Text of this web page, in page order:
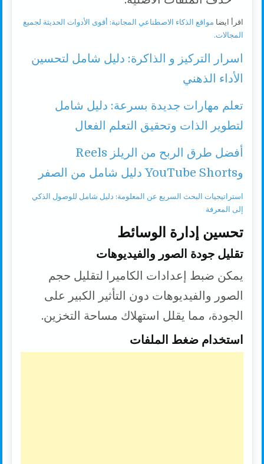
اقرأ ايضا مواقع الذكاء الاصطناعي المجانية: أقوى الأدوات الحديثة لجميع
المجالات.
اسرار التركيز و الذاكرة: دليل شامل لتحسين
الأداء الذهني
تعلم مهارات جديدة بسرعة: دليل شامل
لتطوير الذات وتحقيق التعلم الفعال
أفضل طرق الربح من الريلز Reels
وYouTube Shorts دليل شامل من الصفر
استراتيجيات البحث السريع عن المعلومة: دليل شامل للوصول الذكي
إلى المعرفة
تحسين إدارة الوسائط
تقليل جودة الصور والفيديوهات
يمكن ضبط إعدادات الكاميرا لتقليل حجم
الصور والفيديوهات دون التأثير الكبير على
الجودة، مما يقلل استهلاك مساحة التخزين.
استخدام ضغط الملفات